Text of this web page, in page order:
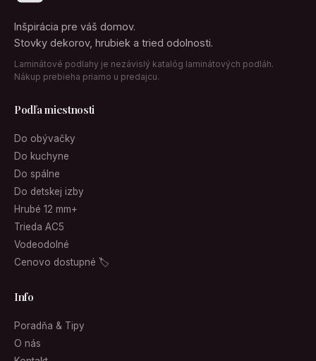
Inšpirácia pre váš domov.
Stovky dekorov, hrubiek a tried odolnosti.
Laminátové podlahy je nezávislý katalóg laminátových podláh.
Nákup prebieha priamo u predajcu.
Podľa miestnosti
Do obývačky
Do kuchyne
Do spálne
Do detskej izby
Hrubé 12 mm+
Trieda AC5
Vodeodolné
Cenovo dostupné 🏷
Info
Poradňa & Tipy
O nás